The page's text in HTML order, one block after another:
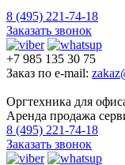
8 (495) 221-74-18
Заказать звонок
+7 985 135 30 75
Заказ по e-mail:
Оргтехника для
Аренда продажа
8 (495) 221-74-18
Заказать звонок